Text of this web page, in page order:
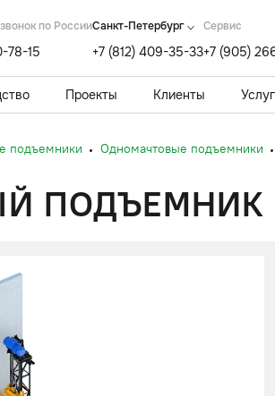
по России
78-15
Санкт-Петербург
+7 (812) 409-35-33
Cервис
+7 (905)
Проекты Клиенты
подъемники Одномачтовые подъемники
ПОДЪЕМНИК